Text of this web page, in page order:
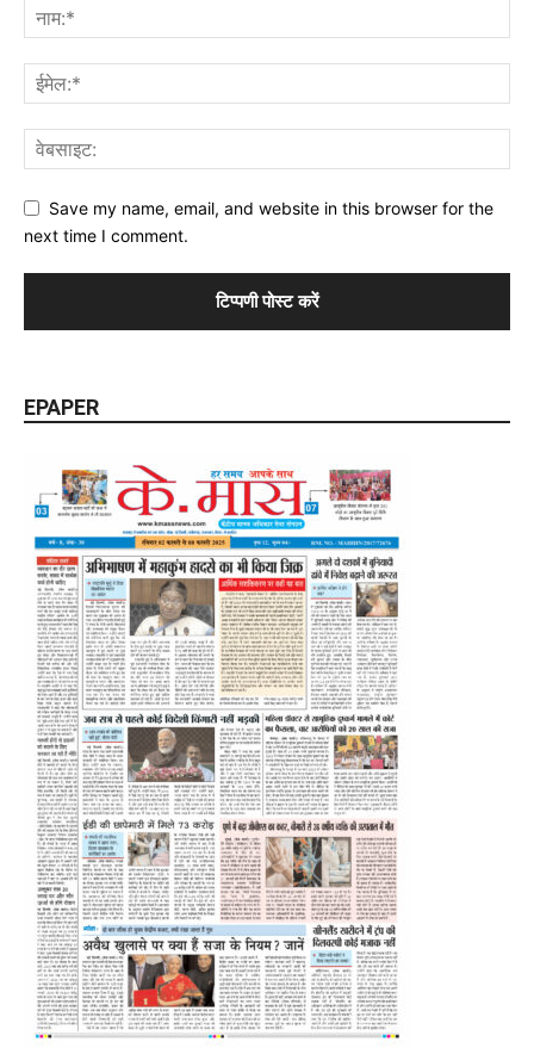
Save my name, email, and website in this browser for the
next time I comment.
EPAPER